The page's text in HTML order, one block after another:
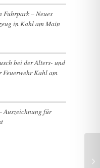
Fuhrpark – Neues
in Kahl am Main
bei der Alters- und
Kahl am
Auszeichnung für